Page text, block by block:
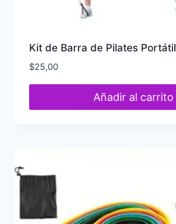
Kit de Barra de Pilates Portátil
$25,00
Añadir al carrito